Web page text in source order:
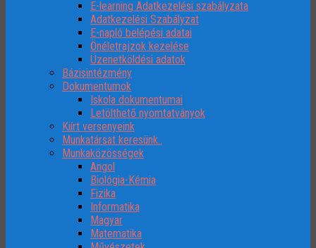
E-learning Adatkezelési szabályzata
Adatkezelési Szabályzat
E-napló belépési adatai
Önéletrajzok kezelése
Üzenetköldési adatok
Bázisintézmény
Dokumentumok
Iskola dokumentumai
Letölthető nyomtatványok
Kiírt versenyeink
Munkatársat keresünk..
Munkaközösségek
Angol
Biológia-Kémia
Fizika
Informatika
Magyar
Matematika